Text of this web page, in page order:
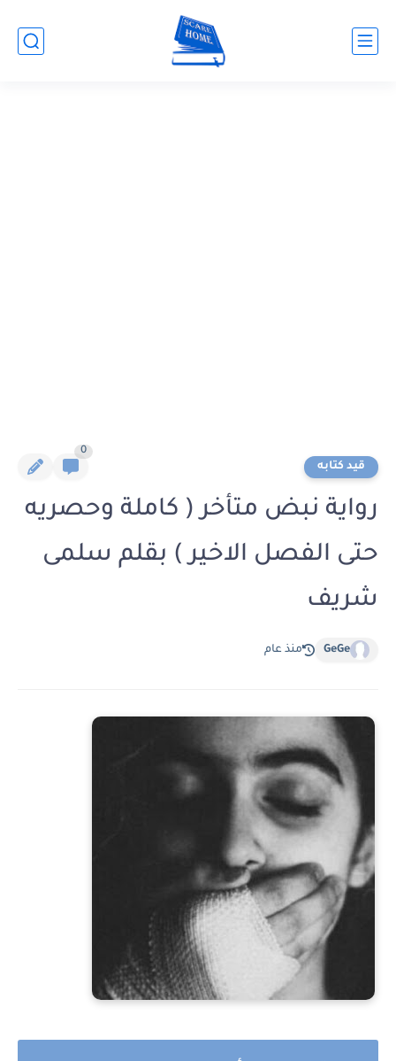
قيد كتابه
0
رواية نبض متأخر ( كاملة وحصريه
حتى الفصل الاخير ) بقلم سلمى
شريف
GeGe منذ عام